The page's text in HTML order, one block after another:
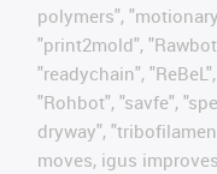
polymers",
"print2mold",
"readychain",
"Rohbot", "savfe",
dryway",
moves, igus